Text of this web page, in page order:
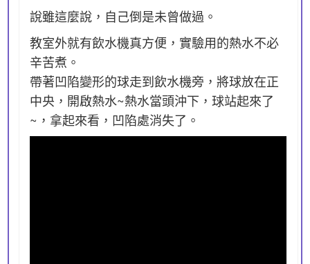
說雖這麼說，自己倒是未曾做過。
教室外就有飲水機真方便，實驗用的熱水不必
辛苦煮。
帶著凹陷變形的球走到飲水機旁，將球放在正
中央，開啟熱水~熱水當頭沖下，球站起來了
~，拿起來看，凹陷處消失了。